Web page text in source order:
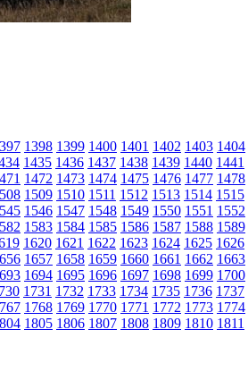
1398 1399 1400 1401 1402 1403 1404
1435 1436 1437 1438 1439 1440 1441
1472 1473 1474 1475 1476 1477 1478
1509 1510 1511 1512 1513 1514 1515
1546 1547 1548 1549 1550 1551 1552
1583 1584 1585 1586 1587 1588 1589
1620 1621 1622 1623 1624 1625 1626
1657 1658 1659 1660 1661 1662 1663
1694 1695 1696 1697 1698 1699 1700
1731 1732 1733 1734 1735 1736 1737
1768 1769 1770 1771 1772 1773 1774
1805 1806 1807 1808 1809 1810 1811